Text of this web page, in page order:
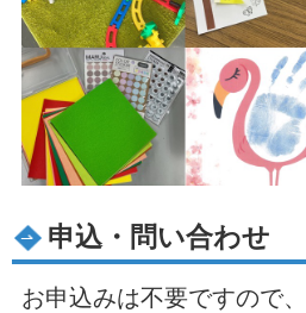
申込・問い合わせ
お申込みは不要ですので